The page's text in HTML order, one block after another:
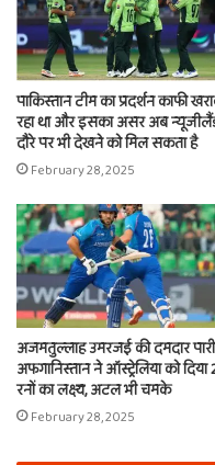
पाकिस्तान टीम का प्रदर्शन काफी
रहा था और इसका असर अब
दौरे पर भी देखने को मिल सकता है
February 28, 2025
अजमतुल्लाह उमरजई की दमदार
अफगानिस्तान ने ऑस्ट्रेलिया को दिया
रनों का लक्ष्य, अटल भी चमके
February 28, 2025